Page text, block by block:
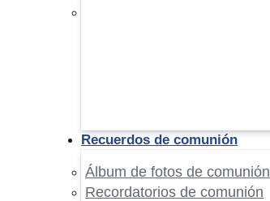
Recuerdos de comunión
Álbum de fotos de comunión
Recordatorios de comunión